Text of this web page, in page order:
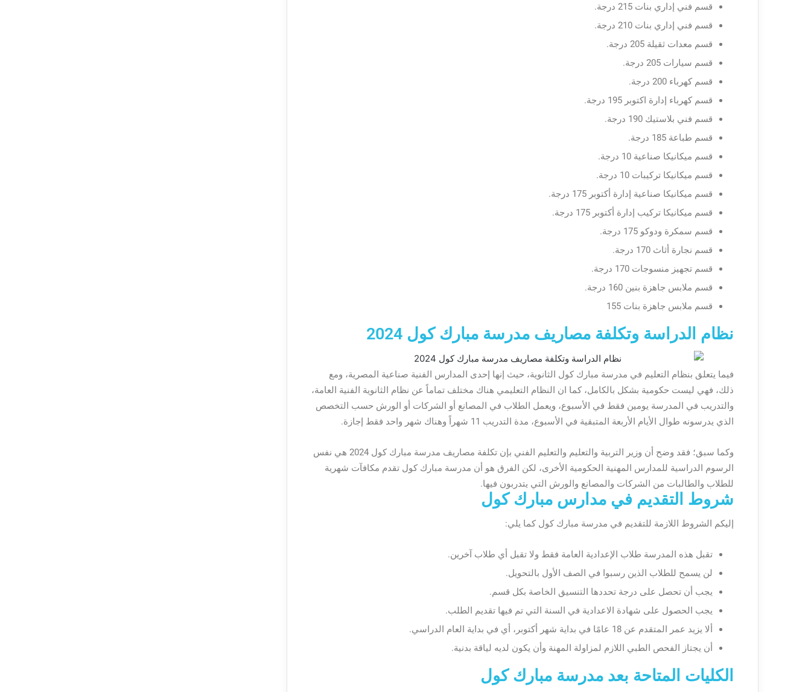
قسم فني إداري بنات 215 درجة.
قسم فني إداري بنات 210 درجة.
قسم معدات ثقيلة 205 درجة.
قسم سيارات 205 درجة.
قسم كهرباء 200 درجة.
قسم كهرباء إدارة اكتوبر 195 درجة.
قسم فني بلاستيك 190 درجة.
قسم طباعة 185 درجة.
قسم ميكانيكا صناعية 10 درجة.
قسم ميكانيكا تركيبات 10 درجة.
قسم ميكانيكا صناعية إدارة أكتوبر 175 درجة.
قسم ميكانيكا تركيب إدارة أكتوبر 175 درجة.
قسم سمكرة ودوكو 175 درجة.
قسم نجارة أثاث 170 درجة.
قسم تجهيز منسوجات 170 درجة.
قسم ملابس جاهزة بنين 160 درجة.
قسم ملابس جاهزة بنات 155
نظام الدراسة وتكلفة مصاريف مدرسة مبارك كول 2024
فيما يتعلق بنظام التعليم في مدرسة مبارك كول الثانوية، حيث إنها إحدى المدارس الفنية صناعية المصرية، ومع
ذلك، فهي ليست حكومية بشكل بالكامل، كما ان النظام التعليمي هناك مختلف تماماً عن نظام الثانوية الفنية العامة،
والتدريب في المدرسة يومين فقط في الأسبوع، ويعمل الطلاب في المصانع أو الشركات أو الورش حسب التخصص
الذي يدرسونه طوال الأيام الأربعة المتبقية في الأسبوع، مدة التدريب 11 شهراً وهناك شهر واحد فقط إجازة.
وكما سبق؛ فقد وضح أن وزير التربية والتعليم والتعليم الفني بإن تكلفة مصاريف مدرسة مبارك كول 2024 هي نفس
الرسوم الدراسية للمدارس المهنية الحكومية الأخرى، لكن الفرق هو أن مدرسة مبارك كول تقدم مكافآت شهرية
للطلاب والطالبات من الشركات والمصانع والورش التي يتدربون فيها.
شروط التقديم في مدارس مبارك كول
إليكم الشروط اللازمة للتقديم في مدرسة مبارك كول كما يلي:
تقبل هذه المدرسة طلاب الإعدادية العامة فقط ولا تقبل أي طلاب آخرين.
لن يسمح للطلاب الذين رسبوا في الصف الأول بالتحويل.
يجب أن تحصل على درجة تحددها التنسيق الخاصة بكل قسم.
يجب الحصول على شهادة الاعدادية في السنة التي تم فيها تقديم الطلب.
ألا يزيد عمر المتقدم عن 18 عامًا في بداية شهر أكتوبر، أي في بداية العام الدراسي.
أن يجتاز الفحص الطبي اللازم لمزاولة المهنة وأن يكون لديه لياقة بدنية.
الكليات المتاحة بعد مدرسة مبارك كول